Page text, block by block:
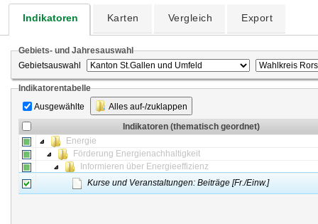
Indikatoren Karten Vergleich Export
Gebiets- und Jahresauswahl
Gebietsauswahl
Indikatorentabelle
Ausgewählte
Alles auf-/zuklappen
Indikatoren (thematisch geordnet)
Energie
Förderung Energienachhaltigkeit
Informieren über Energieeffizienz
Kurse und Veranstaltungen: Beiträge [Fr./Einw.]